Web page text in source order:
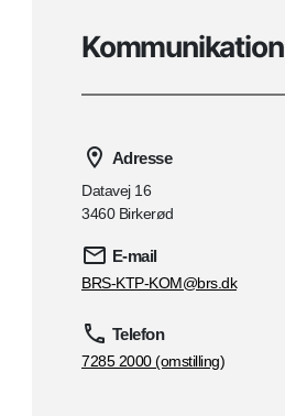
Kommunikation
Adresse
Datavej 16
3460 Birkerød
E-mail
BRS-KTP-KOM@brs.dk
Telefon
7285 2000 (omstilling)